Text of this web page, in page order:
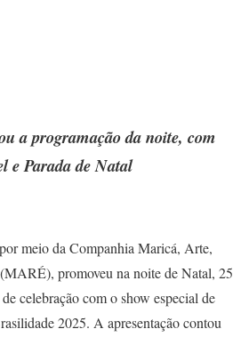
a programação da noite, com
e Parada de Natal
meio da Companhia Maricá, Arte,
promoveu na noite de Natal, 25
celebração com o show especial de
2025. A apresentação contou